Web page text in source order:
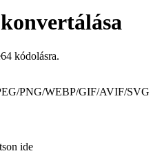
kódolásra.
PNG/WEBP/GIF/AVIF/SVG
ide